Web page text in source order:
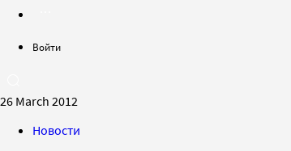
Войти
26 March 2012
Новости